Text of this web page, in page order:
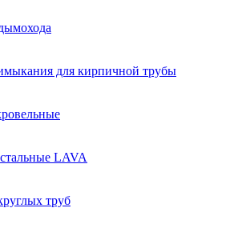
для кирпичной трубы
LAVA
труб